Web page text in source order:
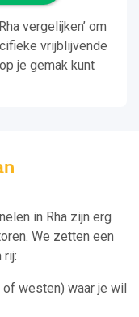
vergelijken’ om
vrijblijvende
je gemak kunt
in Rha zijn erg
We zetten een
rij:
westen) waar je wil